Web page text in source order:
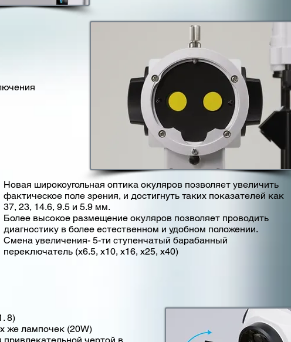
Новая широкоугольная оптика окуляров позволяет увеличить
фактическое поле зрения, и достигнуть таких показателей как
37, 23, 14.6, 9.5 и 5.9 мм.
Более высокое размещение окуляров позволяет проводить
диагностику в более естественном и удобном положении.
Смена увеличения- 5-ти ступенчатый барабанный
переключатель (х6.5, х10, х16, х25, х40)
8)
же лампочек (20W)